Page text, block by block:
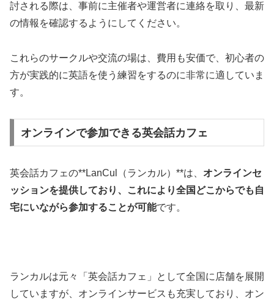
討される際は、事前に主催者や運営者に連絡を取り、最新
の情報を確認するようにしてください。
これらのサークルや交流の場は、費用も安価で、初心者の
方が実践的に英語を使う練習をするのに非常に適していま
す。
オンラインで参加できる英会話カフェ
英会話カフェの**LanCul（ランカル）**は、 オンラインセ
ッションを提供しており、これにより全国どこからでも自
宅にいながら参加することが可能です。
ランカルは元々「英会話カフェ」として全国に店舗を展開
していますが、オンラインサービスも充実しており、オン